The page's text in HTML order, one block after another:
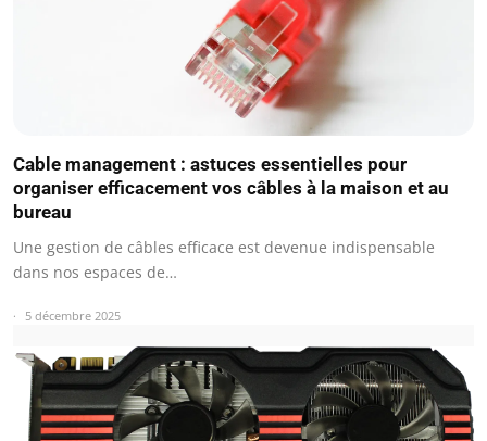
Cable management : astuces essentielles pour
organiser efficacement vos câbles à la maison et au
bureau
Une gestion de câbles efficace est devenue indispensable
dans nos espaces de…
5 décembre 2025